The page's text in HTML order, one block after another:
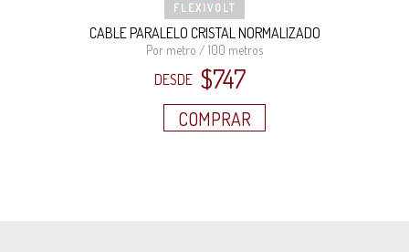
FLEXIVOLT
CABLE PARALELO CRISTAL NORMALIZADO
Por metro / 100 metros
DESDE $747
COMPRAR